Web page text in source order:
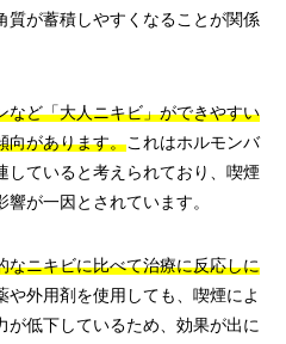
質が蓄積しやすくなることが関係
など「大人ニキビ」ができやすい
向があります。これはホルモンバ
していると考えられており、喫煙
が一因とされています。
なニキビに比べて治療に反応しに
や外用剤を使用しても、喫煙によ
が低下しているため、効果が出に